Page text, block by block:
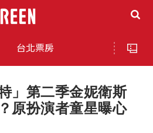
台北票房
」第二季金妮衛斯
原扮演者童星曝心